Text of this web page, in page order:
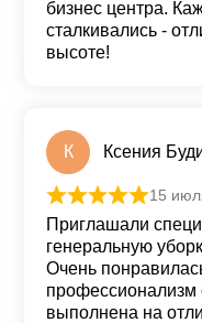
бизнес центра.
сталкивались -
высоте!
К Ксения
Оценка
15
Приглашали
генеральную
Очень
профессионализм
выполнена на